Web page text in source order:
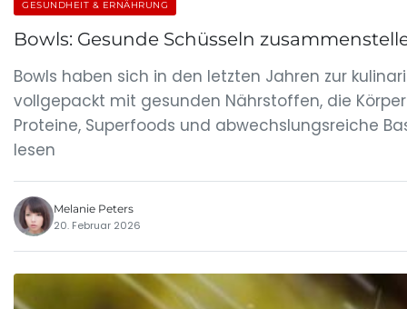
GESUNDHEIT & ERNÄHRUNG
Bowls: Gesunde Schüsseln
Bowls haben sich in den letzten Jahren zur
vollgepackt mit gesunden Nährstoffen, die
Proteine, Superfoods und abwechslungsreiche
lesen
Melanie Peters
20. Februar 2026